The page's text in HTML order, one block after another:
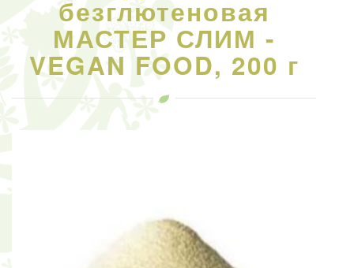
безглютеновая
МАСТЕР СЛИМ -
VEGAN FOOD, 200 г